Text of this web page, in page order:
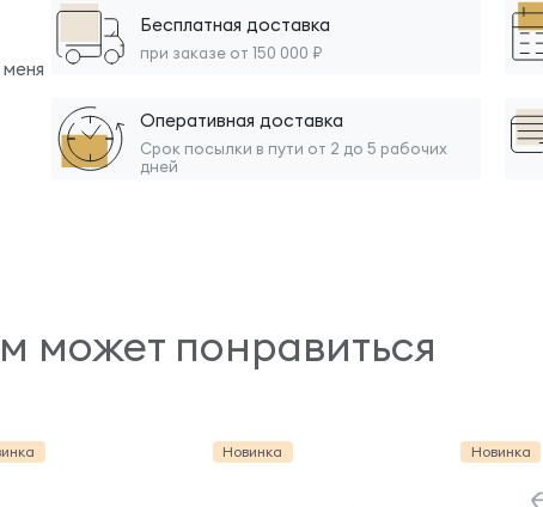
Бесплатная доставка
при заказе от 150 000 ₽
Оперативная доставка
Срок посылки в пути от 2 до 5 рабочих
дней
может понравиться
Новинка Новинка